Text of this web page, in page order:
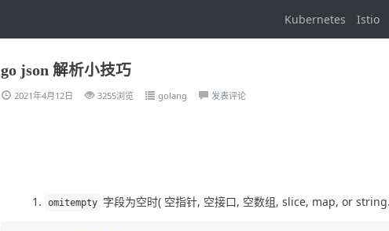
Kubernetes Istio
go json 解析小技巧
2021年4月12日 3255浏览 golang 发表评论
omitempty 字段为空时( 空指针, 空接口, 空数组, slice, map, or